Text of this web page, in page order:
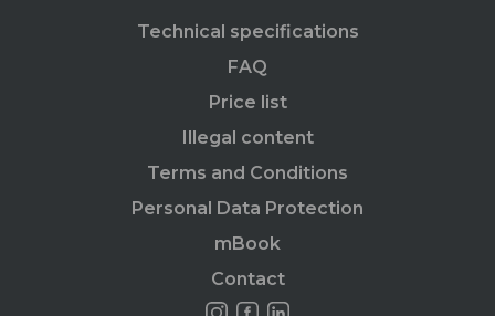
Technical specifications
FAQ
Price list
Illegal content
Terms and Conditions
Personal Data Protection
mBook
Contact